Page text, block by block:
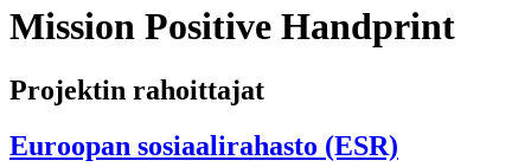
Mission Positive Handprint
Projektin rahoittajat
Euroopan sosiaalirahasto (ESR)